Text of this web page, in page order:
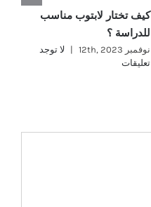
كيف تختار لابتوب مناسب
للدراسة ؟
نوفمبر 12th, 2023 |
لا توجد
تعليقات